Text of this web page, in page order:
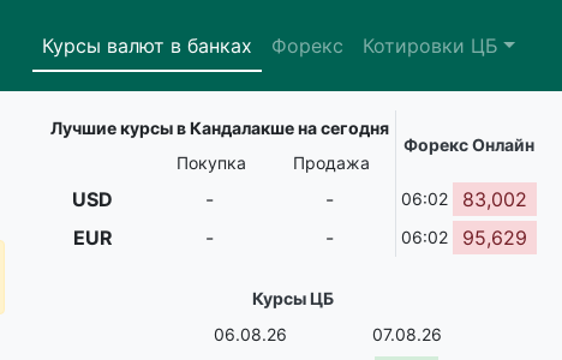
Курсы валют в банках Форекс Котировки ЦБ
Лучшие курсы в Кандалакше на сегодня
Форекс Онлайн
Покупка
Продажа
USD - - 06:02
83,002
EUR
- - 06:02 95,629
Курсы ЦБ
06.08.26
07.08.26